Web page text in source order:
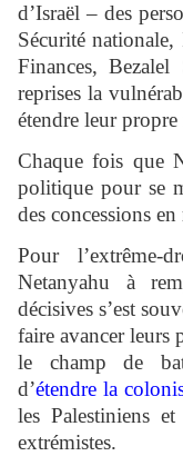
d’Israël – des
Sécurité
Finances,
reprises la
étendre leur
Chaque fois que
politique pour se
des concessions en
Pour l’extrême-
Netanyahu à
décisives s’est
faire avancer leurs
le champ de
d’étendre la
les Palestiniens
extrémistes.